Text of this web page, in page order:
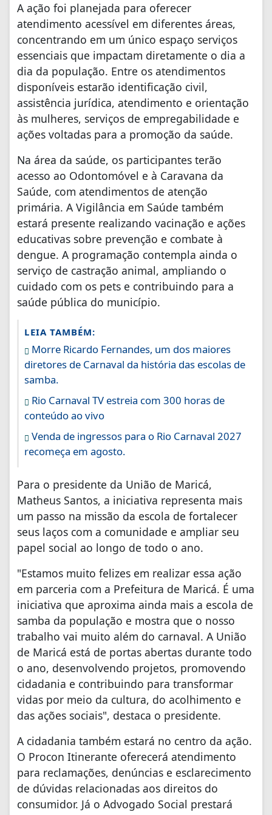
A ação foi planejada para oferecer
atendimento acessível em diferentes áreas,
concentrando em um único espaço serviços
essenciais que impactam diretamente o dia a
dia da população. Entre os atendimentos
disponíveis estarão identificação civil,
assistência jurídica, atendimento e orientação
às mulheres, serviços de empregabilidade e
ações voltadas para a promoção da saúde.
Na área da saúde, os participantes terão
acesso ao Odontomóvel e à Caravana da
Saúde, com atendimentos de atenção
primária. A Vigilância em Saúde também
estará presente realizando vacinação e ações
educativas sobre prevenção e combate à
dengue. A programação contempla ainda o
serviço de castração animal, ampliando o
cuidado com os pets e contribuindo para a
saúde pública do município.
LEIA TAMBÉM:
Morre Ricardo Fernandes, um dos maiores
diretores de Carnaval da história das escolas de
samba.
Rio Carnaval TV estreia com 300 horas de
conteúdo ao vivo
Venda de ingressos para o Rio Carnaval 2027
recomeça em agosto.
Para o presidente da União de Maricá,
Matheus Santos, a iniciativa representa mais
um passo na missão da escola de fortalecer
seus laços com a comunidade e ampliar seu
papel social ao longo de todo o ano.
"Estamos muito felizes em realizar essa ação
em parceria com a Prefeitura de Maricá. É uma
iniciativa que aproxima ainda mais a escola de
samba da população e mostra que o nosso
trabalho vai muito além do carnaval. A União
de Maricá está de portas abertas durante todo
o ano, desenvolvendo projetos, promovendo
cidadania e contribuindo para transformar
vidas por meio da cultura, do acolhimento e
das ações sociais", destaca o presidente.
A cidadania também estará no centro da ação.
O Procon Itinerante oferecerá atendimento
para reclamações, denúncias e esclarecimento
de dúvidas relacionadas aos direitos do
consumidor. Já o Advogado Social prestará